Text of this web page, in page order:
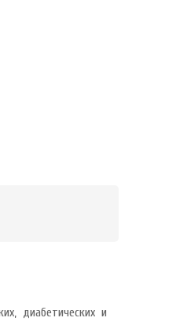
диабетических и